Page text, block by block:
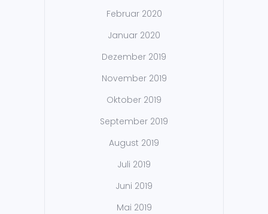
Februar 2020
Januar 2020
Dezember 2019
November 2019
Oktober 2019
September 2019
August 2019
Juli 2019
Juni 2019
Mai 2019